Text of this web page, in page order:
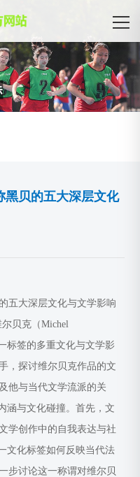
黑贝的五大深层文化
五大深层文化与文学影响
贝克（Michel
标签的多重文化与文学影
，探讨维尔贝克作品的文
他与当代文学流派的关
涵与文化碰撞。首先，文
学创作中的自我表达与社
文化标签如何反映当代法
步讨论这一称谓对维尔贝